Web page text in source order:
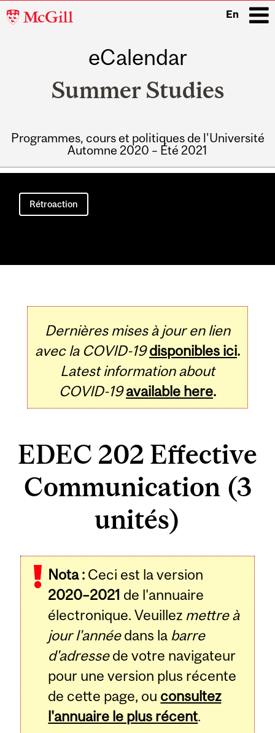
McGill
En
eCalendar
Summer Studies
Programmes, cours et politiques de l'Université
Automne 2020 – Été 2021
Main
navigation
Rétroaction
Dernières mises à jour en lien
avec la COVID-19 disponibles ici.
Latest information about
COVID-19 available here.
EDEC 202 Effective
Communication (3
unités)
Nota : Ceci est la version
2020–2021 de l'annuaire
électronique. Veuillez mettre à
jour l'annéedans la barre
d'adressede votre navigateur
pour une version plus récente
de cette page, ou consultez
l'annuaire le plus récent.
Related
Content